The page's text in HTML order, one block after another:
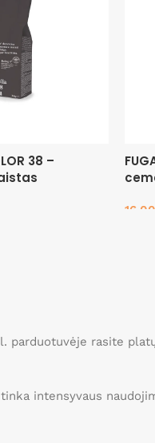
38 –
rasite
intensyvaus